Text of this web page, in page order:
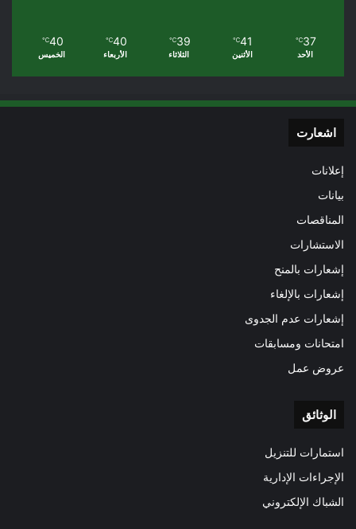
37
℃
الأحد
41
℃
الأثنين
39
℃
الثلاثاء
40
℃
الأربعاء
40
℃
الخميس
اشعارت
إعلانات
بيانات
المناقصات
الاستشارات
إشعارات بالمنح
إشعارات بالإلغاء
إشعارات عدم الجدوى
امتحانات ومسابقات
عروض عمل
الوثائق
استمارات للتنزيل
الإجراءات الإدارية
الشباك الإلكتروني